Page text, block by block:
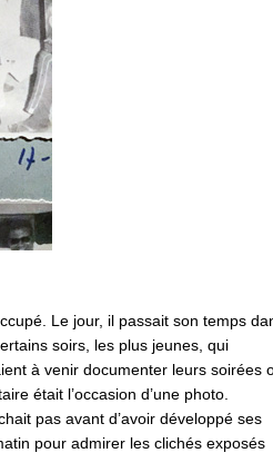
Le jour, il passait son temps
soirs, les plus jeunes, qui
à venir documenter leurs soirées
était l’occasion d’une photo.
pas avant d’avoir développé ses
pour admirer les clichés exposés